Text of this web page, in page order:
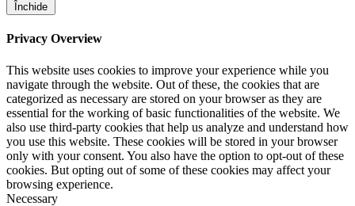
Închide
Privacy Overview
This website uses cookies to improve your experience while you
navigate through the website. Out of these, the cookies that are
categorized as necessary are stored on your browser as they are
essential for the working of basic functionalities of the website. We
also use third-party cookies that help us analyze and understand how
you use this website. These cookies will be stored in your browser
only with your consent. You also have the option to opt-out of these
cookies. But opting out of some of these cookies may affect your
browsing experience.
Necessary